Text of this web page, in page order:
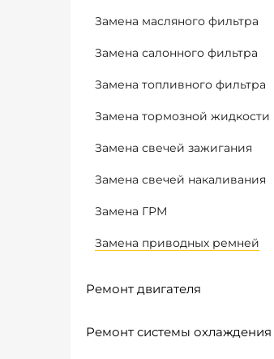
Замена масляного фильтра
Замена салонного фильтра
Замена топливного фильтра
Замена тормозной жидкости
Замена свечей зажигания
Замена свечей накаливания
Замена ГРМ
Замена приводных ремней
Ремонт двигателя
Ремонт системы охлаждения